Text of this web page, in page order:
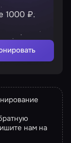
1000 ₽.
нам на